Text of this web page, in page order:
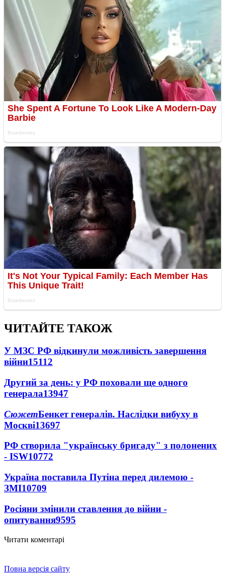
ЧИТАЙТЕ ТАКОЖ
У МЗС РФ відкинули можливість завершення
війни15112
Другий за день: у РФ поховали ще одного
генерала13947
СюжетБенкет генералів. Наслідки вибуху в
Москві13697
РФ створила "українську бригаду" з полонених
- ISW10772
Україна поставила Путіна перед дилемою -
ЗМІ10709
Росіяни змінили ставлення до війни -
опитування9595
Читати коментарі
Повна версія сайту